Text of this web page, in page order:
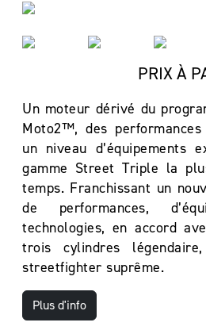
PRIX À
Un moteur dérivé du
Moto2™, des
un niveau d’équipements
gamme Street Triple la
temps. Franchissant un
de performances,
technologies, en accord
trois cylindres
streetfighter suprême.
Plus d'info